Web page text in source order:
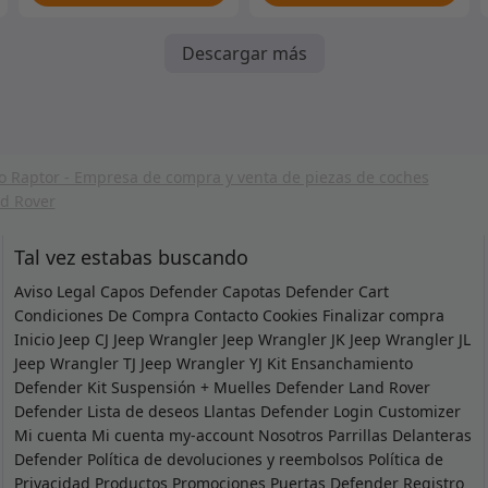
Descargar más
Tal vez estabas buscando
Aviso Legal Capos Defender Capotas Defender Cart
Condiciones De Compra Contacto Cookies Finalizar compra
Inicio Jeep CJ Jeep Wrangler Jeep Wrangler JK Jeep Wrangler JL
Jeep Wrangler TJ Jeep Wrangler YJ Kit Ensanchamiento
Defender Kit Suspensión + Muelles Defender Land Rover
Defender Lista de deseos Llantas Defender Login Customizer
Mi cuenta Mi cuenta my-account Nosotros Parrillas Delanteras
Defender Política de devoluciones y reembolsos Política de
Privacidad Productos Promociones Puertas Defender Registro